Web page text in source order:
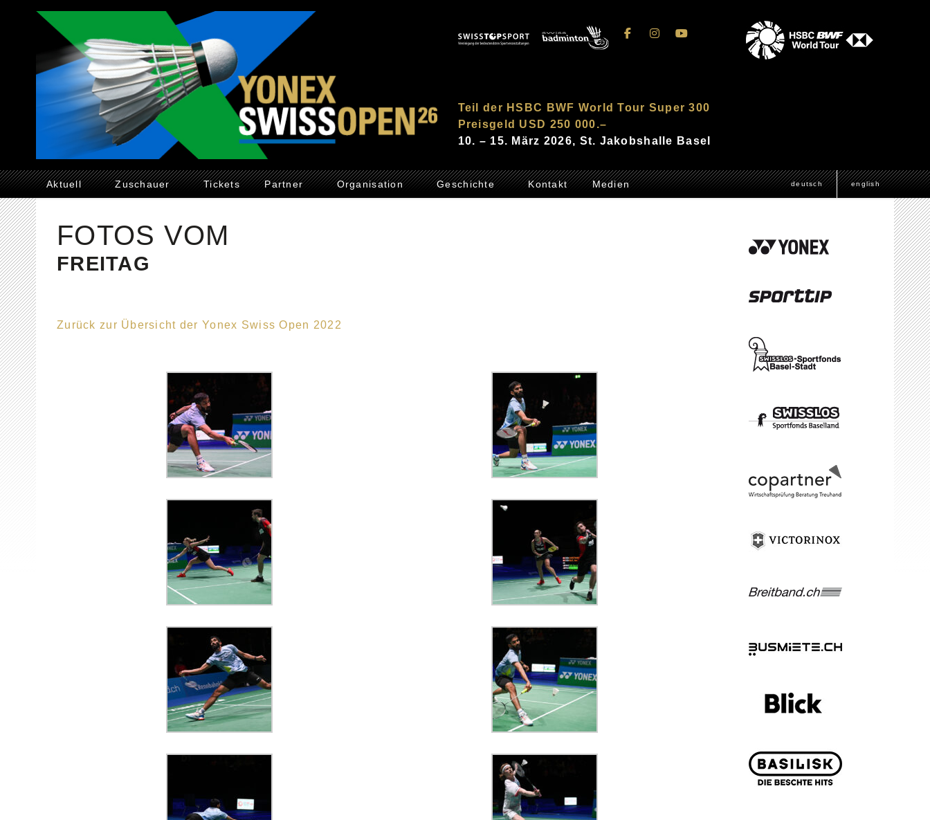
Teil der HSBC BWF World Tour Super 300
Preisgeld USD 250 000.–
10. – 15. März 2026, St. Jakobshalle Basel
Aktuell Zuschauer Tickets Partner Organisation Geschichte Kontakt Medien deutsch english
FOTOS VOM
FREITAG
Zurück zur Übersicht der Yonex Swiss Open 2022